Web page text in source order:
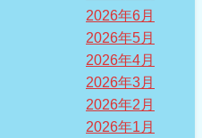
2026年6月
2026年5月
2026年4月
2026年3月
2026年2月
2026年1月